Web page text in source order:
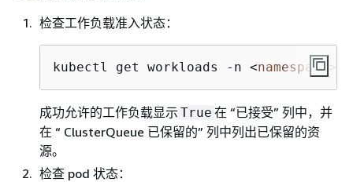
检查工作负载准入状态：
kubectl get workloads -n <namespace
成功允许的工作负载显示 True 在 “已接受” 列中，并
在 “ ClusterQueue 已保留的” 列中列出已保留的资
源。
检查 pod 状态：